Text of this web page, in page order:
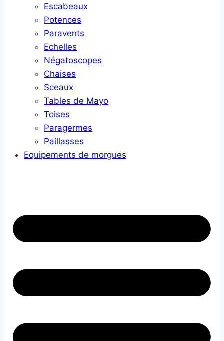
Escabeaux
Potences
Paravents
Echelles
Négatoscopes
Chaises
Sceaux
Tables de Mayo
Toises
Paragermes
Paillasses
Equipements de morgues